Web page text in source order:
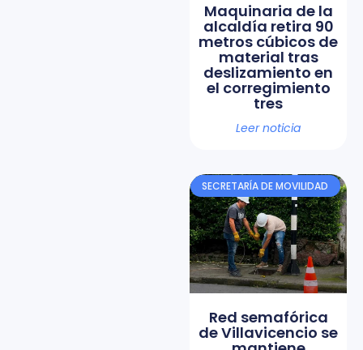
Maquinaria de la
alcaldía retira 90
metros cúbicos de
material tras
deslizamiento en
el corregimiento
tres
Leer noticia
SECRETARÍA DE MOVILIDAD
Red semafórica
de Villavicencio se